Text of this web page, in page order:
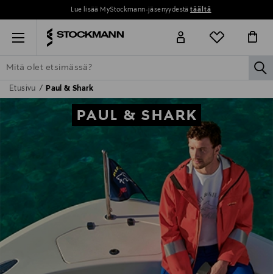
Lue lisää MyStockmann-jäsenyydestätäältä
Menu
ETSI KAIKKI NAISET
Etusivu Paul & Shark
PAUL & SHARK